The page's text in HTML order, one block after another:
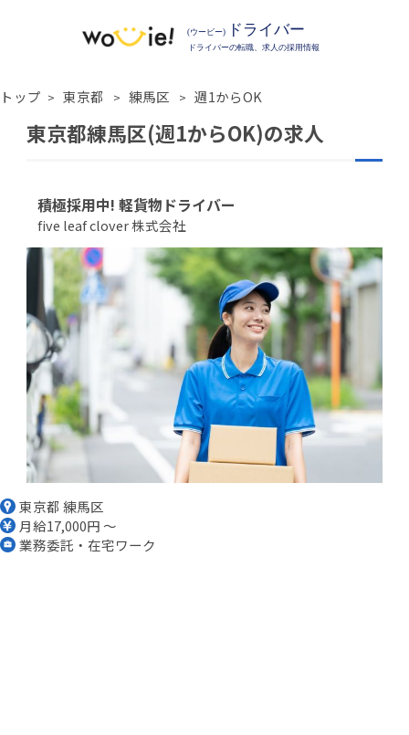
トップ 東京都 練馬区 週1からOK
東京都練馬区(週1からOK)の求人
積極採用中! 軽貨物ドライバー
five leaf clover 株式会社
東京都 練馬区
月給17,000円 ～
業務委託・在宅ワーク